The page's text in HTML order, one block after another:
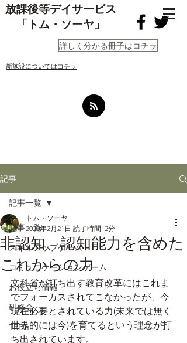
放課後等デイサービス
「トム・ソーヤ」
詳しく分かる冊子はコチラ
​新施設についてはコチラ
記事
記事一覧
スキルアップゲーム
コミュニケーションゲーム
お役立ち情報
研修会
TRPG
記事一覧
非認知、認知能力を含めた
これからの力
トム・ソーヤ
2020年2月21日 読了時間: 2分
文科省が打ち出す教育改革にはこれま
でフォーカスされてこなかったが、今
現在必要とされている力(未来では無く
世界的には今)を育てるという理念が打
ち出されています。